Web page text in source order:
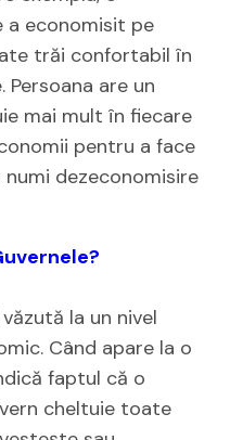
a economisit pe
trăi confortabil în
are un
mai mult în fiecare
pentru a face
dezeconomisire
la un nivel
Când apare la o
faptul că o
cheltuie toate